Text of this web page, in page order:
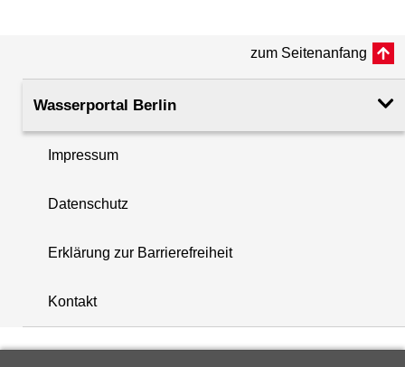
+
−
zum Seitenanfang
Wasserportal Berlin
Impressum
Datenschutz
Erklärung zur Barrierefreiheit
Kontakt